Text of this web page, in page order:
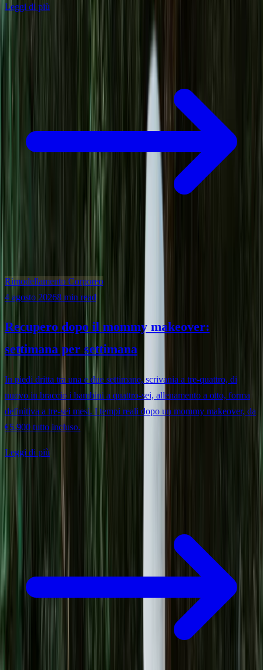
Leggi di più
Rimodellamento Corporeo
4 agosto 20268 min read
Recupero dopo il mommy makeover:
settimana per settimana
In piedi dritta tra una e due settimane, scrivania a tre-quattro, di
nuovo in braccio i bambini a quattro-sei, allenamento a otto, forma
definitiva a tre-sei mesi. I tempi reali dopo un mommy makeover, da
€5.900 tutto incluso.
Leggi di più